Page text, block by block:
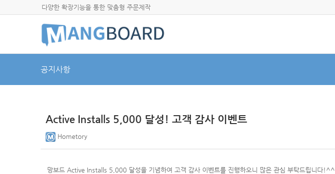
다양한 확장기능을 통한 맞춤형 주문제작
공지사항
Active Installs 5,000 달성! 고객 감사 이벤트
Hometory
망보드 Active Installs 5,000 달성을 기념하여 고객 감사 이벤트를 진행하오니 많은 관심 부탁드립니다!^^